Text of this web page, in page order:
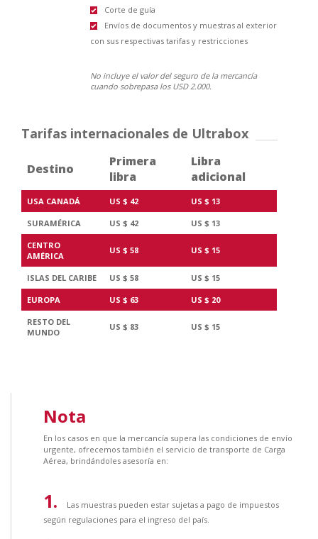
Corte de guía
Envíos de documentos y muestras al exterior
con sus respectivas tarifas y restricciones
No incluye el valor del seguro de la mercancía
cuando sobrepasa los USD 2.000.
Tarifas internacionales de Ultrabox
Destino
Primera
libra
Libra
adicional
USA CANADÁ US $ 42 US $ 13
SURAMÉRICA US $ 42 US $ 13
CENTRO
AMÉRICA
US $ 58 US $ 15
ISLAS DEL CARIBE US $ 58 US $ 15
EUROPA US $ 63 US $ 20
RESTO DEL
MUNDO
US $ 83 US $ 15
Nota
En los casos en que la mercancía supera las condiciones de envío
urgente, ofrecemos también el servicio de transporte de Carga
Aérea, brindándoles asesoría en:
Las muestras pueden estar sujetas a pago de impuestos
según regulaciones para el ingreso del país.